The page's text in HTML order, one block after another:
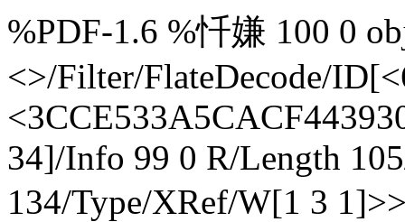
%PDF-1.6 %忏嫌 100 0
<>/Filter/FlateDecode/
34]/Info 99 0 R/Length
134/Type/XRef/W[1 3